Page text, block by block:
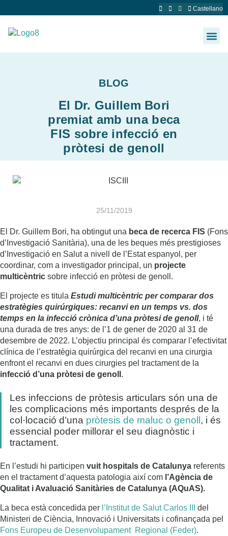
Castellano
BLOG
El Dr. Guillem Bori
premiat amb una beca
FIS sobre infecció en
pròtesi de genoll
25/11/2019
El Dr. Guillem Bori, ha obtingut una beca de recerca FIS (Fons
d’Investigació Sanitària), una de les beques més prestigioses
d’Investigació en Salut a nivell de l’Estat espanyol, per
coordinar, com a investigador principal, un projecte
multicèntric sobre infecció en pròtesi de genoll.
El projecte es titula Estudi multicèntric per comparar dos
estratègies quirúrgiques: recanvi en un temps vs. dos
temps en la infecció crònica d’una pròtesi de genoll, i té
una durada de tres anys: de l’1 de gener de 2020 al 31 de
desembre de 2022. L’objectiu principal és comparar l’efectivitat
clínica de l’estratègia quirúrgica del recanvi en una cirurgia
enfront el recanvi en dues cirurgies pel tractament de la
infecció d’una pròtesi de genoll .
Les infeccions de pròtesis articulars són una de
les complicacions més importants després de la
col·locació d’una pròtesis de maluc o genoll, i és
essencial poder millorar el seu diagnòstic i
tractament.
En l’estudi hi participen vuit hospitals de Catalunya referents
en el tractament d’aquesta patologia així com l’Agència de
Qualitat i Avaluació Sanitàries de Catalunya (AQuAS).
La beca està concedida per l’Institut de Salut Carlos III
del
Ministeri de Ciència, Innovació i Universitats i cofinançada pel
Fons Europeu de Desenvolupament Regional (Feder).